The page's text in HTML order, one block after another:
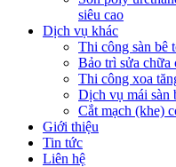
siêu cao
Dịch vụ khác
Thi công sàn bê
Bảo trì sửa chữa
Thi công xoa
Dịch vụ mái sàn
Cắt mạch (khe)
Giới thiệu
Tin tức
Liên hệ